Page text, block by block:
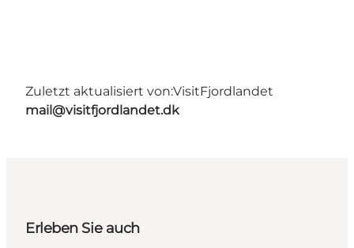
Zuletzt aktualisiert von:VisitFjordlandet
mail@visitfjordlandet.dk
Erleben Sie auch